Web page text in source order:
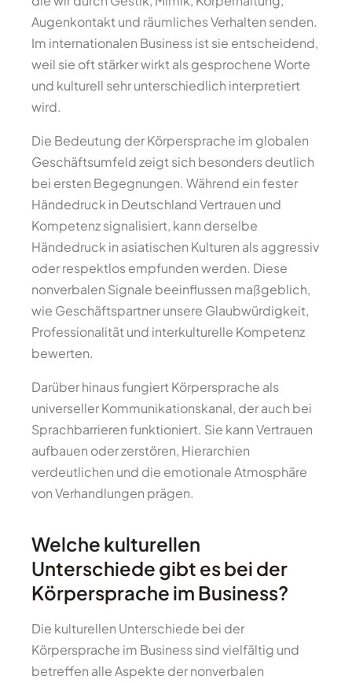
Augenkontakt und räumliches Verhalten senden.
Im internationalen Business ist sie entscheidend,
weil sie oft stärker wirkt als gesprochene Worte
und kulturell sehr unterschiedlich interpretiert
wird.
Die Bedeutung der Körpersprache im globalen
Geschäftsumfeld zeigt sich besonders deutlich
bei ersten Begegnungen. Während ein fester
Händedruck in Deutschland Vertrauen und
Kompetenz signalisiert, kann derselbe
Händedruck in asiatischen Kulturen als aggressiv
oder respektlos empfunden werden. Diese
nonverbalen Signale beeinflussen maßgeblich,
wie Geschäftspartner unsere Glaubwürdigkeit,
Professionalität und interkulturelle Kompetenz
bewerten.
Darüber hinaus fungiert Körpersprache als
universeller Kommunikationskanal, der auch bei
Sprachbarrieren funktioniert. Sie kann Vertrauen
aufbauen oder zerstören, Hierarchien
verdeutlichen und die emotionale Atmosphäre
von Verhandlungen prägen.
Welche kulturellen
Unterschiede gibt es bei der
Körpersprache im Business?
Die kulturellen Unterschiede bei der
Körpersprache im Business sind vielfältig und
betreffen alle Aspekte der nonverbalen